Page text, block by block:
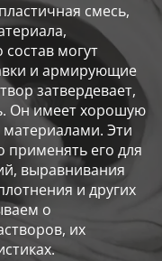
смесь,
могут
и армирующие
затвердевает,
Он имеет хорошую
Эти
применять его для
выравнивания
и других
о
их